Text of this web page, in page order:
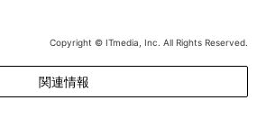
Copyright © ITmedia, Inc. All Rights Reserved.
関連情報